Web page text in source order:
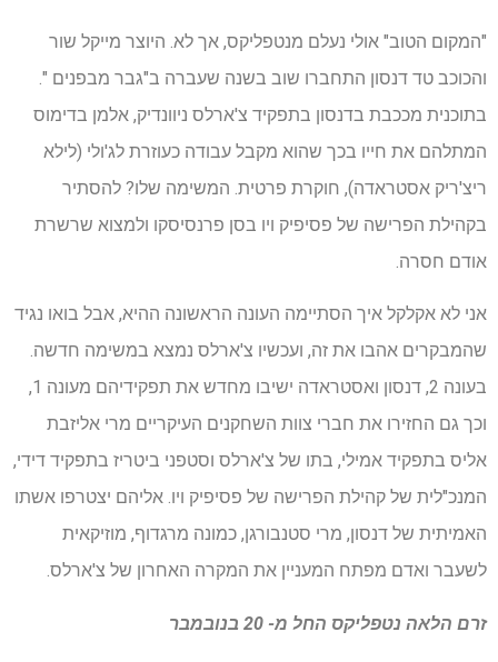
"המקום הטוב" אולי נעלם מנטפליקס, אך לא. היוצר מייקל שור
והכוכב טד דנסון התחברו שוב בשנה שעברה ב"גבר מבפנים ".
בתוכנית מככבת בדנסון בתפקיד צ'ארלס ניוונדיק, אלמן בדימוס
המתלהם את חייו בכך שהוא מקבל עבודה כעוזרת לג'ולי (לילא
ריצ'ריק אסטראדה), חוקרת פרטית. המשימה שלו? להסתיר
בקהילת הפרישה של פסיפיק ויו בסן פרנסיסקו ולמצוא שרשרת
אודם חסרה.
אני לא אקלקל איך הסתיימה העונה הראשונה ההיא, אבל בואו נגיד
שהמבקרים אהבו את זה, ועכשיו צ'ארלס נמצא במשימה חדשה.
בעונה 2, דנסון ואסטראדה ישיבו מחדש את תפקידיהם מעונה 1,
וכך גם החזירו את חברי צוות השחקנים העיקריים מרי אליזבת
אליס בתפקיד אמילי, בתו של צ'ארלס וסטפני ביטריז בתפקיד דידי,
המנכ"לית של קהילת הפרישה של פסיפיק ויו. אליהם יצטרפו אשתו
האמיתית של דנסון, מרי סטנבורגן, כמונה מרגדוף, מוזיקאית
לשעבר ואדם מפתח המעניין את המקרה האחרון של צ'ארלס.
זרם הלאה נטפליקס החל מ- 20 בנובמבר